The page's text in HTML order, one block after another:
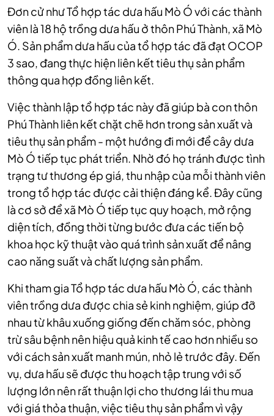
Đơn cử như Tổ hợp tác dưa hấu Mò Ó với các thành
viên là 18 hộ trồng dưa hấu ở thôn Phú Thành, xã Mò
Ó. Sản phẩm dưa hấu của tổ hợp tác đã đạt OCOP
3 sao, đang thực hiện liên kết tiêu thụ sản phẩm
thông qua hợp đồng liên kết.
Việc thành lập tổ hợp tác này đã giúp bà con thôn
Phú Thành liên kết chặt chẽ hơn trong sản xuất và
tiêu thụ sản phẩm - một hướng đi mới để cây dưa
Mò Ó tiếp tục phát triển. Nhờ đó họ tránh được tình
trạng tư thương ép giá, thu nhập của mỗi thành viên
trong tổ hợp tác được cải thiện đáng kể. Đây cũng
là cơ sở để xã Mò Ó tiếp tục quy hoạch, mở rộng
diện tích, đồng thời từng bước đưa các tiến bộ
khoa học kỹ thuật vào quá trình sản xuất để nâng
cao năng suất và chất lượng sản phẩm.
Khi tham gia Tổ hợp tác dưa hấu Mò Ó, các thành
viên trồng dưa được chia sẻ kinh nghiệm, giúp đỡ
nhau từ khâu xuống giống đến chăm sóc, phòng
trừ sâu bệnh nên hiệu quả kinh tế cao hơn nhiều so
với cách sản xuất manh mún, nhỏ lẻ trước đây. Đến
vụ, dưa hấu sẽ được thu hoạch tập trung với số
lượng lớn nên rất thuận lợi cho thương lái thu mua
với giá thỏa thuận, việc tiêu thụ sản phẩm vì vậy